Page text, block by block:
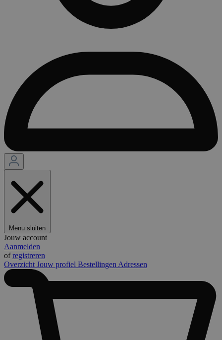
Menu sluiten
Jouw account
Aanmelden
ofregistreren
Overzicht Jouw profiel Bestellingen Adressen